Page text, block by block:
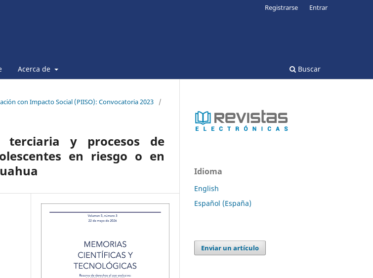
Acerca de Buscar
Registrarse Entrar
con Impacto Social (PIISO): Convocatoria 2023
/
terciaria y procesos de
en riesgo o en
Idioma
English
Español (España)
Enviar un artículo